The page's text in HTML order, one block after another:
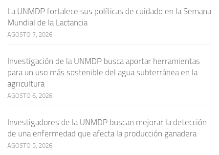
La UNMDP fortalece sus políticas de cuidado en la Semana
Mundial de la Lactancia
AGOSTO 7, 2026
Investigación de la UNMDP busca aportar herramientas
para un uso más sostenible del agua subterránea en la
agricultura
AGOSTO 6, 2026
Investigadores de la UNMDP buscan mejorar la detección
de una enfermedad que afecta la producción ganadera
AGOSTO 5, 2026